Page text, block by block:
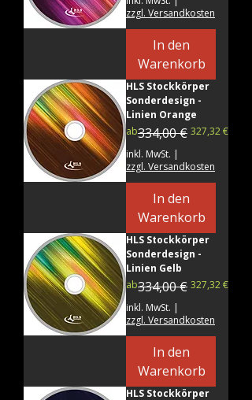
zzgl. Versandkosten
In den
Warenkorb
HLS Stockkörper
Sonderdesign -
Linien Orange
ab
Standardpreis
334,00 € 327,32 €
Sale-Preis
inkl. MwSt.
zzgl. Versandkosten
In den
Warenkorb
HLS Stockkörper
Sonderdesign -
Linien Gelb
ab
Standardpreis
334,00 € 327,32 €
Sale-Preis
inkl. MwSt.
zzgl. Versandkosten
In den
Warenkorb
HLS Stockkörper